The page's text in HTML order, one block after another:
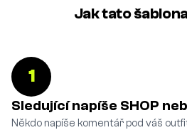
Jak tato
1
Sledující napíše SHOP
Někdo napíše komentář pod váš